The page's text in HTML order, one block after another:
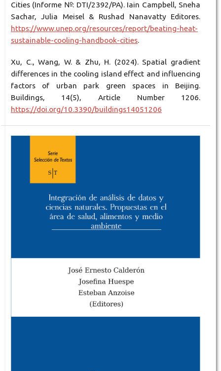
Cities (Informe №: DTI/2392/PA). Iain Campbell, Sneha
Sachar, Julia Meisel & Rushad Nanavatty Editores.
https://www.unep.org/resources/report/beating-heat-
sustainable-cooling-handbook-cities.
Xu, C., Wang, W. & Zhu, H. (2024). Spatial gradient
differences in the cooling island effect and influencing
factors of urban park green spaces in Beijing.
Buildings, 14(5), Article Number 1206.
https://doi.org/10.3390/buildings14051206